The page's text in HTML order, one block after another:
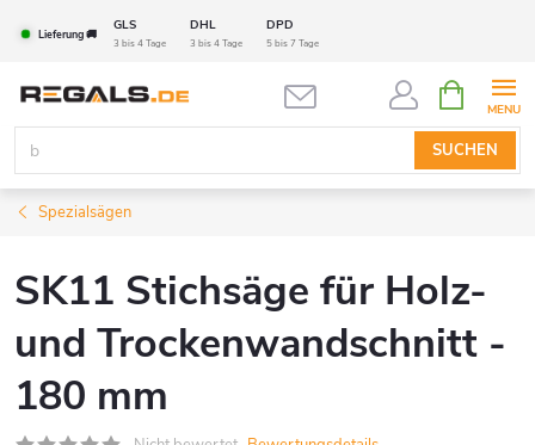
InhaltLieferung 🚚
GLS DHL DPD
3 bis 4 Tage 3 bis 4 Tage 5 bis 7 Tage
SUCHEN
Spezialsägen
SK11 Stichsäge für Holz-
und Trockenwandschnitt -
180 mm